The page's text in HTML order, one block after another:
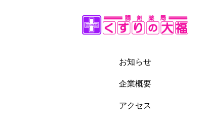
お知らせ
企業概要
アクセス